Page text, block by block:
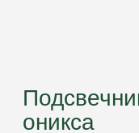
оникса